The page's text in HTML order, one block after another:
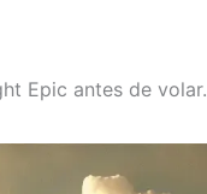
Epic antes de volar.